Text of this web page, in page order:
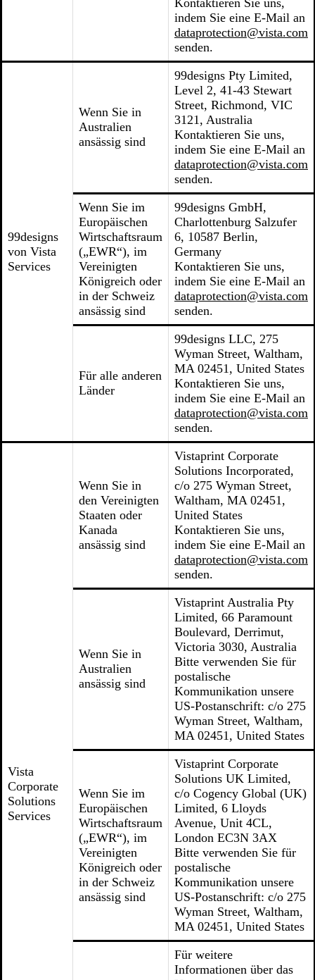
Kontaktieren Sie uns,
indem Sie eine E-Mail an
dataprotection@vista.com
senden.
99designs
von Vista
Services
Wenn Sie in
Australien
ansässig sind
99designs Pty Limited,
Level 2, 41-43 Stewart
Street, Richmond, VIC
3121, Australia
Kontaktieren Sie uns,
indem Sie eine E-Mail an
dataprotection@vista.com
senden.
Wenn Sie im
Europäischen
Wirtschaftsraum
(„EWR“), im
Vereinigten
Königreich oder
in der Schweiz
ansässig sind
99designs GmbH,
Charlottenburg Salzufer
6, 10587 Berlin,
Germany
Kontaktieren Sie uns,
indem Sie eine E-Mail an
dataprotection@vista.com
senden.
Für alle anderen
Länder
99designs LLC, 275
Wyman Street, Waltham,
MA 02451, United States
Kontaktieren Sie uns,
indem Sie eine E-Mail an
dataprotection@vista.com
senden.
Vista
Corporate
Solutions
Services
Wenn Sie in
den Vereinigten
Staaten oder
Kanada
ansässig sind
Vistaprint Corporate
Solutions Incorporated,
c/o 275 Wyman Street,
Waltham, MA 02451,
United States
Kontaktieren Sie uns,
indem Sie eine E-Mail an
dataprotection@vista.com
senden.
Wenn Sie in
Australien
ansässig sind
Vistaprint Australia Pty
Limited, 66 Paramount
Boulevard, Derrimut,
Victoria 3030, Australia
Bitte verwenden Sie für
postalische
Kommunikation unsere
US-Postanschrift: c/o 275
Wyman Street, Waltham,
MA 02451, United States
Wenn Sie im
Europäischen
Wirtschaftsraum
(„EWR“), im
Vereinigten
Königreich oder
in der Schweiz
ansässig sind
Vistaprint Corporate
Solutions UK Limited,
c/o Cogency Global (UK)
Limited, 6 Lloyds
Avenue, Unit 4CL,
London EC3N 3AX
Bitte verwenden Sie für
postalische
Kommunikation unsere
US-Postanschrift: c/o 275
Wyman Street, Waltham,
MA 02451, United States
Für weitere
Informationen über das